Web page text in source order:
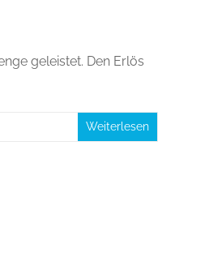
geleistet. Den Erlös
Weiterlesen